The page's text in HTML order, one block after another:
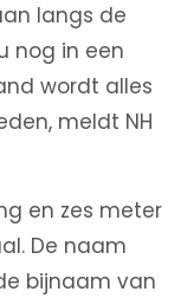
langs de
nog in een
wordt alles
meldt NH
en zes meter
De naam
bijnaam van